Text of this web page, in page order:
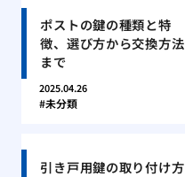
ポストの鍵の種類と特
徴、選び方から交換方法
まで
2025.04.26
未分類
引き戸用鍵の取り付け方